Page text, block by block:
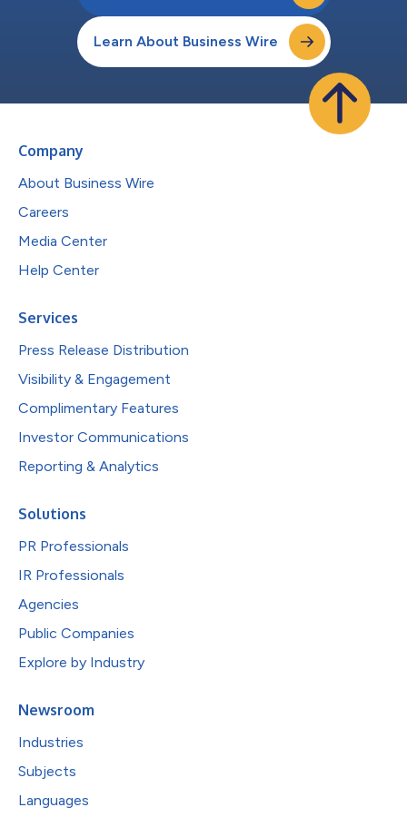
Learn About Business Wire
Company
About Business Wire
Careers
Media Center
Help Center
Services
Press Release Distribution
Visibility & Engagement
Complimentary Features
Investor Communications
Reporting & Analytics
Solutions
PR Professionals
IR Professionals
Agencies
Public Companies
Explore by Industry
Newsroom
Industries
Subjects
Languages